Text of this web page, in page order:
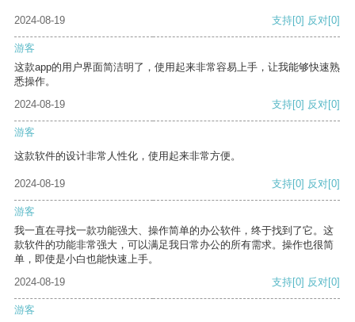
2024-08-19 支持[0] 反对[0]
游客
这款app的用户界面简洁明了，使用起来非常容易上手，让我能够快速熟
悉操作。
2024-08-19
支持[0] 反对[0]
游客
这款软件的设计非常人性化，使用起来非常方便。
2024-08-19 支持[0] 反对[0]
游客
我一直在寻找一款功能强大、操作简单的办公软件，终于找到了它。这
款软件的功能非常强大，可以满足我日常办公的所有需求。操作也很简
单，即使是小白也能快速上手。
2024-08-19
支持[0] 反对[0]
游客